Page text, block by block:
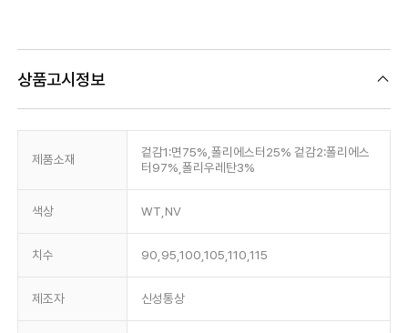
상품고시정보
제품소재
겉감1:면75%,폴리에스터25% 겉감2:폴리에스
터97%,폴리우레탄3%
색상 WT,NV
치수 90,95,100,105,110,115
제조자 신성통상